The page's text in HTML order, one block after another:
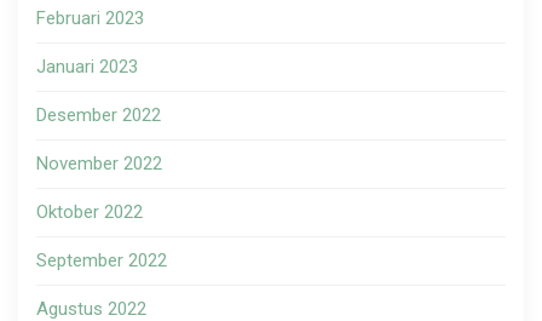
Februari 2023
Januari 2023
Desember 2022
November 2022
Oktober 2022
September 2022
Agustus 2022